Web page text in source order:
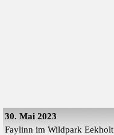
30. Mai 2023
Faylinn im Wildpark Eekholt